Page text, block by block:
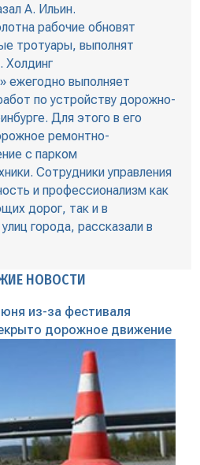
А. Ильин.
рабочие обновят
тротуары, выполнят
Холдинг
ежегодно выполняет
по устройству дорожно-
Для этого в его
ремонтно-
с парком
Сотрудники управления
и профессионализм как
дорог, так и в
города, рассказали в
НОВОСТИ
из-за фестиваля
дорожное движение